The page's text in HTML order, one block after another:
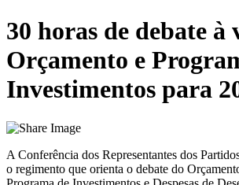
30 horas de debate à
Orçamento e
Investimentos para
A Conferência dos Representantes dos
o regimento que orienta o debate do